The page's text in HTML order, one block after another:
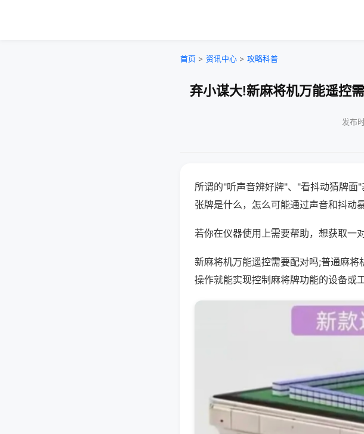
首页 > 资讯中心 > 攻略科普
弃小谋大!新麻将机万能遥控
发布
所谓的"听声音辨好牌"、"看抖动猜牌面
张牌是什么，怎么可能通过声音和抖动
若你在仪器使用上需要帮助，想获取一
新麻将机万能遥控需要配对吗;普通麻
操作就能实现控制麻将牌功能的设备或工